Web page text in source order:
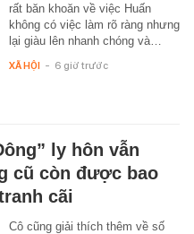
rất băn khoăn về việc Huấn
không có việc làm rõ ràng nhưng
lại giàu lên nhanh chóng và…
XÃ HỘI - 6 giờ trước
ly hôn vẫn
cũ còn được bao
cãi
Cô cũng giải thích thêm về số